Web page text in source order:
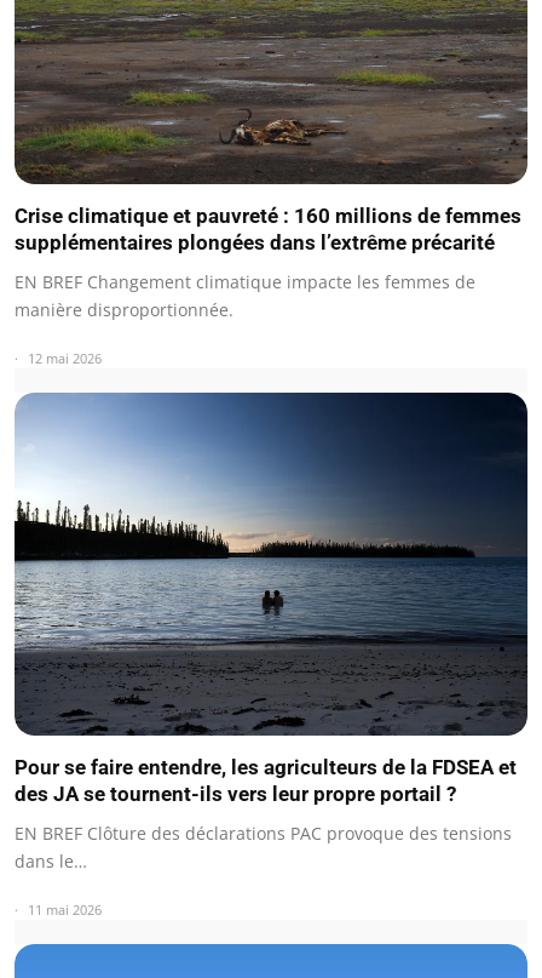
Crise climatique et pauvreté : 160 millions de femmes
supplémentaires plongées dans l’extrême précarité
EN BREF Changement climatique impacte les femmes de
manière disproportionnée.
12 mai 2026
Pour se faire entendre, les agriculteurs de la FDSEA et
des JA se tournent-ils vers leur propre portail ?
EN BREF Clôture des déclarations PAC provoque des tensions
dans le…
11 mai 2026